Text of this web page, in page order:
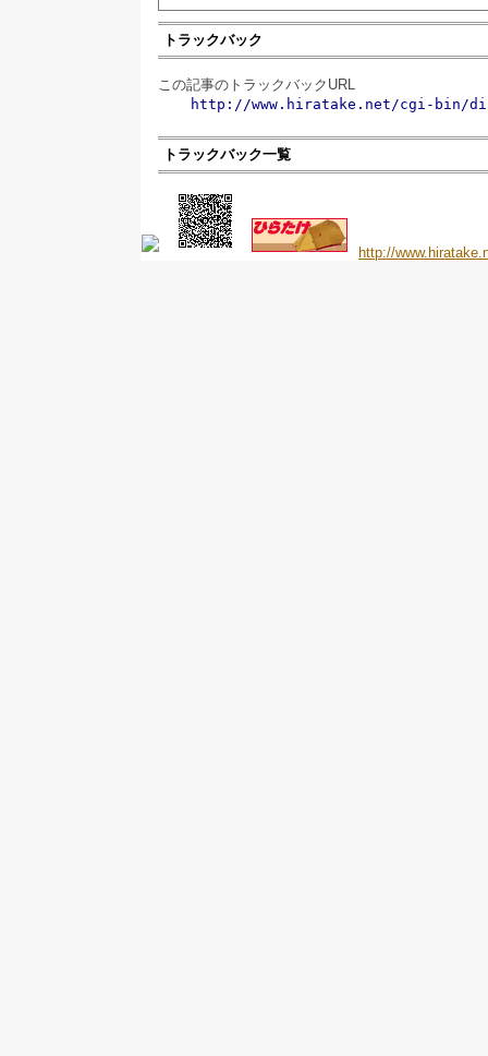
トラックバック
この記事のトラックバックURL
http://www.hiratake.net/cgi-bin/
トラックバック一覧
http://